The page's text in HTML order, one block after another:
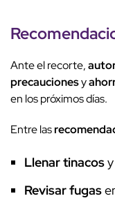
Ante el recorte,
precaucionesy
en los próximos días.
Entre las
Llenar tinacos
Revisar fugas